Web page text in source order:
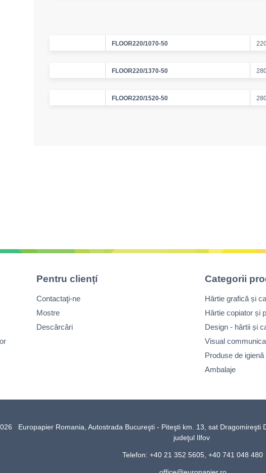
FLOOR220/1070-50
FLOOR220/1370-50
FLOOR220/1520-50
Pentru cliențí
Contactaţi-ne
Mostre
Descărcări
Categorii
Hârtie grafică și
Hârtie copiator și
Design - hârtii și
Visual
Produse de igienă
Ambalaje
Europapier Romania, Autostrada Bucureşti - Piteşti km. 13, sat Dragomireşti
judeţul Ilfov
Telefon: +40 21 352 5605, +40 741 048 480